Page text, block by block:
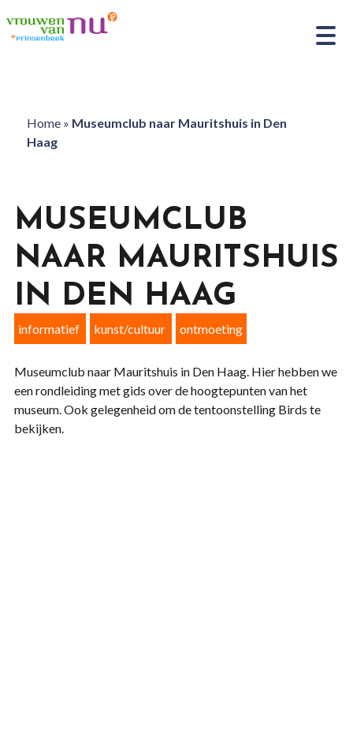
Home» Museumclub naar Mauritshuis in Den
Haag
MUSEUMCLUB
NAAR MAURITSHUIS
IN DEN HAAG
informatief kunst/cultuur ontmoeting
Museumclub naar Mauritshuis in Den Haag. Hier hebben we
een rondleiding met gids over de hoogtepunten van het
museum. Ook gelegenheid om de tentoonstelling Birds te
bekijken.